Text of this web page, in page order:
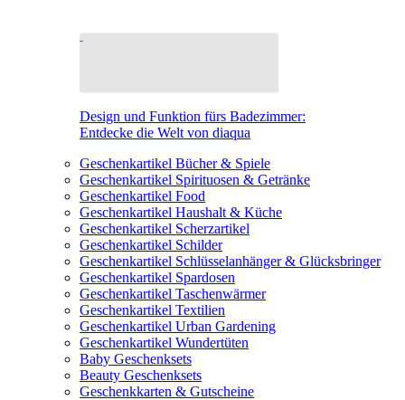
Design und Funktion fürs Badezimmer:
Entdecke die Welt von diaqua
Geschenkartikel Bücher & Spiele
Geschenkartikel Spirituosen & Getränke
Geschenkartikel Food
Geschenkartikel Haushalt & Küche
Geschenkartikel Scherzartikel
Geschenkartikel Schilder
Geschenkartikel Schlüsselanhänger & Glücksbringer
Geschenkartikel Spardosen
Geschenkartikel Taschenwärmer
Geschenkartikel Textilien
Geschenkartikel Urban Gardening
Geschenkartikel Wundertüten
Baby Geschenksets
Beauty Geschenksets
Geschenkkarten & Gutscheine